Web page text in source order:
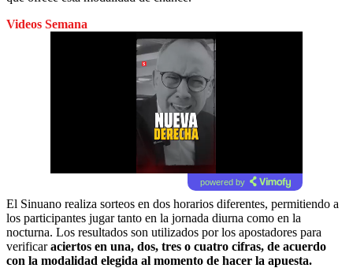
Videos Semana
powered by
El Sinuano realiza sorteos en dos horarios diferentes, permitiendo a
los participantes jugar tanto en la jornada diurna como en la
nocturna. Los resultados son utilizados por los apostadores para
verificaraciertos en una, dos, tres o cuatro cifras, de acuerdo
con la modalidad elegida al momento de hacer la apuesta.